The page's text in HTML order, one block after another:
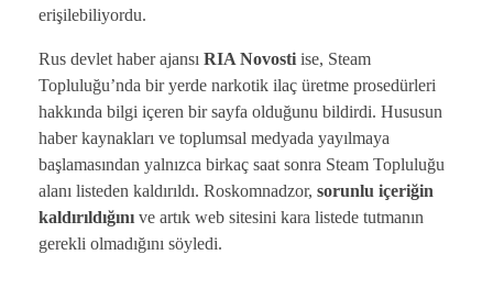
erişilebiliyordu.
Rus devlet haber ajansı RIA Novosti ise, Steam
Topluluğu’nda bir yerde narkotik ilaç üretme prosedürleri
hakkında bilgi içeren bir sayfa olduğunu bildirdi. Hususun
haber kaynakları ve toplumsal medyada yayılmaya
başlamasından yalnızca birkaç saat sonra Steam Topluluğu
alanı listeden kaldırıldı. Roskomnadzor, sorunlu içeriğin
kaldırıldığını ve artık web sitesini kara listede tutmanın
gerekli olmadığını söyledi.